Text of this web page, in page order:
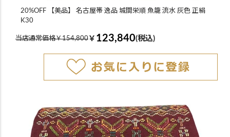
20%OFF 【美品】 名古屋帯 逸品 城間栄順 魚籠 流水 灰色 正絹
K30
当店通常価格￥154,800￥ 123,840(税込)